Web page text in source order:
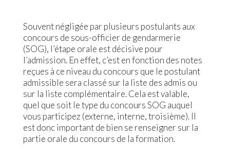
Souvent négligée par plusieurs postulants aux
concours de sous-officier de gendarmerie
(SOG), l’étape orale est décisive pour
l’admission. En effet, c’est en fonction des notes
reçues à ce niveau du concours que le postulant
admissible sera classé sur la liste des admis ou
sur la liste complémentaire. Cela est valable,
quel que soit le type du concours SOG auquel
vous participez (externe, interne, troisième). Il
est donc important de bien se renseigner sur la
partie orale du concours de la formation.